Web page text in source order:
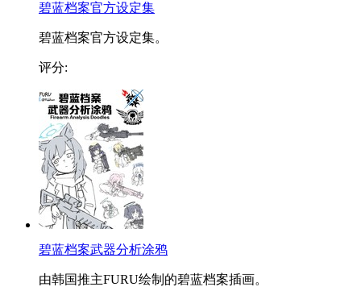
碧蓝档案官方设定集
碧蓝档案官方设定集。
评分:
碧蓝档案武器分析涂鸦
由韩国推主FURU绘制的碧蓝档案插画。